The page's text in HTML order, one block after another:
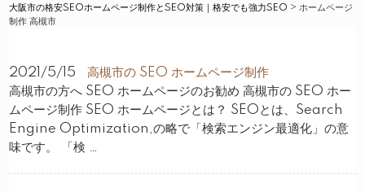
大阪市の格安SEOホームページ制作とSEO対策｜格安でも強力SEO >ホームページ
制作 高槻市
2021/5/15
高槻市の SEO ホームページ制作
高槻市の方へ SEO ホームページのお勧め 高槻市の SEO ホー
ムページ制作 SEO ホームページとは？ SEOとは、Search
Engine Optimization,の略で「検索エンジン最適化」の意
味です。 「検 …